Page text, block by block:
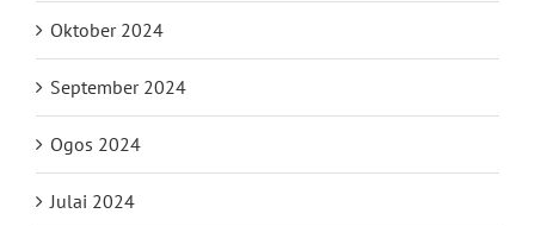
Oktober 2024
September 2024
Ogos 2024
Julai 2024